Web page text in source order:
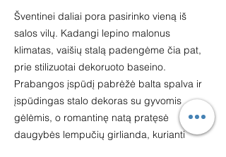
Šventinei daliai pora pasirinko vieną iš
salos vilų. Kadangi lepino malonus
klimatas, vaišių stalą padengėme čia pat,
prie stilizuotai dekoruoto baseino.
Prabangos įspūdį pabrėžė balta spalva ir
įspūdingas stalo dekoras su gyvomis
gėlėmis, o romantinę natą pratęsė
daugybės lempučių girlianda, kurianti